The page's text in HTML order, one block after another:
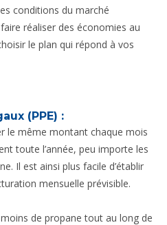
conditions du marché
réaliser des économies au
le plan qui répond à vos
(PPE) :
le même montant chaque mois
toute l’année, peu importe les
Il est ainsi plus facile d’établir
mensuelle prévisible.
de propane tout au long de